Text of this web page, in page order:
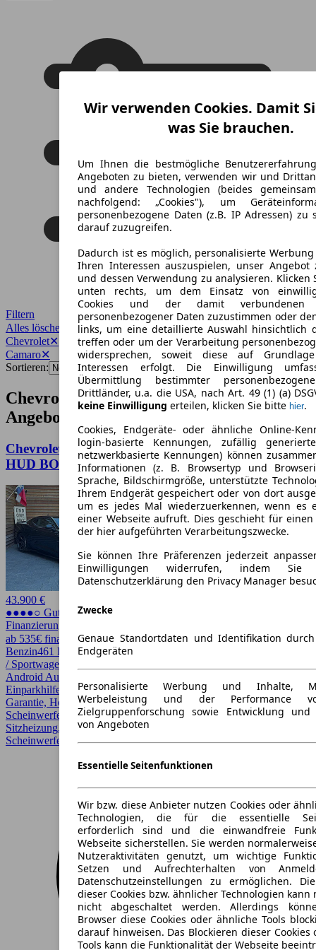
Filtern
Alles löschen
Chevrolet✕
Camaro✕
Sortieren:
Chevrolet Camaro Gebrauchtwagen-
Angebote
Chevrolet Camaro 2SS 6.2L V8 Schalter BREMBO
HUD BOSE
43.900 €
●●●●○ Guter Preis
Finanzierung möglich
ab 535€ finanzieren ↗
Benzin461 PS (339 kW)29.656 km
/ Sportwagen
Android Auto, Apple CarPlay, Beheizbares Lenkrad, CarPlay,
Einparkhilfe, Einparkhilfe Sensoren hinten, Elektrische Sitze,
Garantie, Head-up display, HUD, LED, Lederausstattung, LED
Scheinwerfer, LED-Scheinwerfer, Lichtsensor, Lordosenstütze,
Sitzheizung, Sportpaket, Sportsitze, Totwinkel-Assistent, Voll-LED
Scheinwerfer
Wir verwenden Cookies. Damit
was Sie brauchen.
Um Ihnen die bestmögliche
Angeboten zu bieten, verwenden wir und
und andere Technologien (beides
nachfolgend: „Cookies"), um
personenbezogene Daten (z.B. IP Adressen) zu
darauf zuzugreifen.
Dadurch ist es möglich, personalisierte
Ihren Interessen auszuspielen, unser Angebot
und dessen Verwendung zu analysieren. Klicken
unten rechts, um dem Einsatz von
Cookies und der damit verbundenen
personenbezogener Daten zuzustimmen oder
links, um eine detaillierte Auswahl hinsichtlich
treffen oder um der Verarbeitung
widersprechen, soweit diese auf
Interessen erfolgt. Die Einwilligung
Übermittlung bestimmter
Drittländer, u.a. die USA, nach Art. 49 (1) (a)
keine Einwilligung erteilen, klicken Sie bitte hier.
Cookies, Endgeräte- oder ähnliche Online-
login-basierte Kennungen, zufällig
netzwerkbasierte Kennungen) können
Informationen (z. B. Browsertyp und
Sprache, Bildschirmgröße, unterstützte
Ihrem Endgerät gespeichert oder von dort
um es jedes Mal wiederzuerkennen, wenn es
einer Webseite aufruft. Dies geschieht für
der hier aufgeführten Verarbeitungszwecke.
Sie können Ihre Präferenzen jederzeit
Einwilligungen widerrufen, indem
Datenschutzerklärung den Privacy Manager
Zwecke
Genaue Standortdaten und Identifikation
Endgeräten
Personalisierte Werbung und Inhalte,
Werbeleistung und der Performance
Zielgruppenforschung sowie Entwicklung und
von Angeboten
Essentielle Seitenfunktionen
Wir bzw. diese Anbieter nutzen Cookies oder
Technologien, die für die essentielle
erforderlich sind und die einwandfreie
Webseite sicherstellen. Sie werden
Nutzeraktivitäten genutzt, um wichtige
Setzen und Aufrechterhalten von
Datenschutzeinstellungen zu ermöglichen.
dieser Cookies bzw. ähnlicher Technologien kann
nicht abgeschaltet werden. Allerdings
Browser diese Cookies oder ähnliche Tools
darauf hinweisen. Das Blockieren dieser
Tools kann die Funktionalität der Webseite